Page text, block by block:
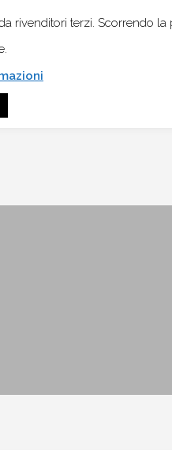
rivenditori terzi. Scorrendo